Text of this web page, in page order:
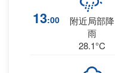
13:00
附近局部降
雨
28.1°C